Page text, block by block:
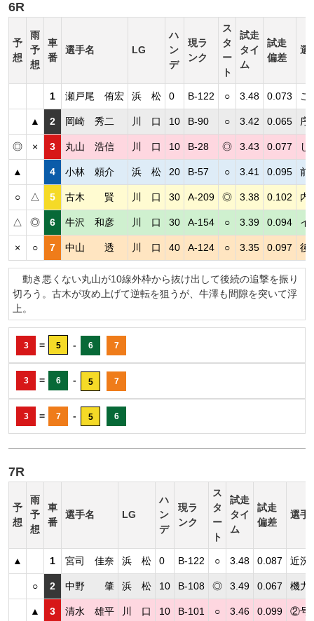
6R
予
想
雨
予
想
車
番
選手名 LG
ハ
ン
デ
現ラ
ンク
ス
タ
ー
ト
試走
タイ
ム
試走
偏差
選
1 瀬戸尾 侑宏 浜 松 0 B-122 ○ 3.48 0.073 こ
▲ 2 岡崎 秀二 川 口 10 B-90 ○ 3.42 0.065 序
◎ × 3 丸山 浩信 川 口 10 B-28 ◎ 3.43 0.077 し
▲ 4 小林 頼介 浜 松 20 B-57 ○ 3.41 0.095 前
○ △ 5 古木 賢 川 口 30 A-209 ◎ 3.38 0.102 内
△ ◎ 6 牛沢 和彦 川 口 30 A-154 ○ 3.39 0.094 イ
× ○ 7 中山 透 川 口 40 A-124 ○ 3.35 0.097 後
動き悪くない丸山が10線外枠から抜け出して後続の追撃を振り
切ろう。古木が攻め上げて逆転を狙うが、牛澤も間隙を突いて浮
上。
3 = 5 - 6 7
3 = 6 - 5 7
3 = 7 - 5 6
7R
予
想
雨
予
想
車
番
選手名 LG
ハ
ン
デ
現ラ
ンク
ス
タ
ー
ト
試走
タイ
ム
試走
偏差
選手
▲ 1 宮司 佳奈 浜 松 0 B-122 ○ 3.48 0.087 近況
○ 2 中野 肇 浜 松 10 B-108 ◎ 3.49 0.067 機力
▲ 3 清水 雄平 川 口 10 B-101 ○ 3.46 0.099 ②号